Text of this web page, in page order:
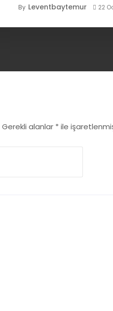
By Leventbaytemur 22
Gerekli alanlar * ile